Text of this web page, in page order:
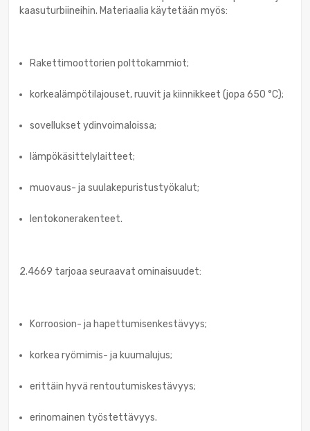
kaasuturbiineihin. Materiaalia käytetään myös:
Rakettimoottorien polttokammiot;
korkealämpötilajouset, ruuvit ja kiinnikkeet (jopa 650 °C);
sovellukset ydinvoimaloissa;
lämpökäsittelylaitteet;
muovaus- ja suulakepuristustyökalut;
lentokonerakenteet.
2.4669 tarjoaa seuraavat ominaisuudet:
Korroosion- ja hapettumisenkestävyys;
korkea ryömimis- ja kuumalujus;
erittäin hyvä rentoutumiskestävyys;
erinomainen työstettävyys.